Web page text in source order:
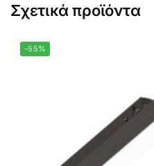
Σχετικά προϊόντα
-55%